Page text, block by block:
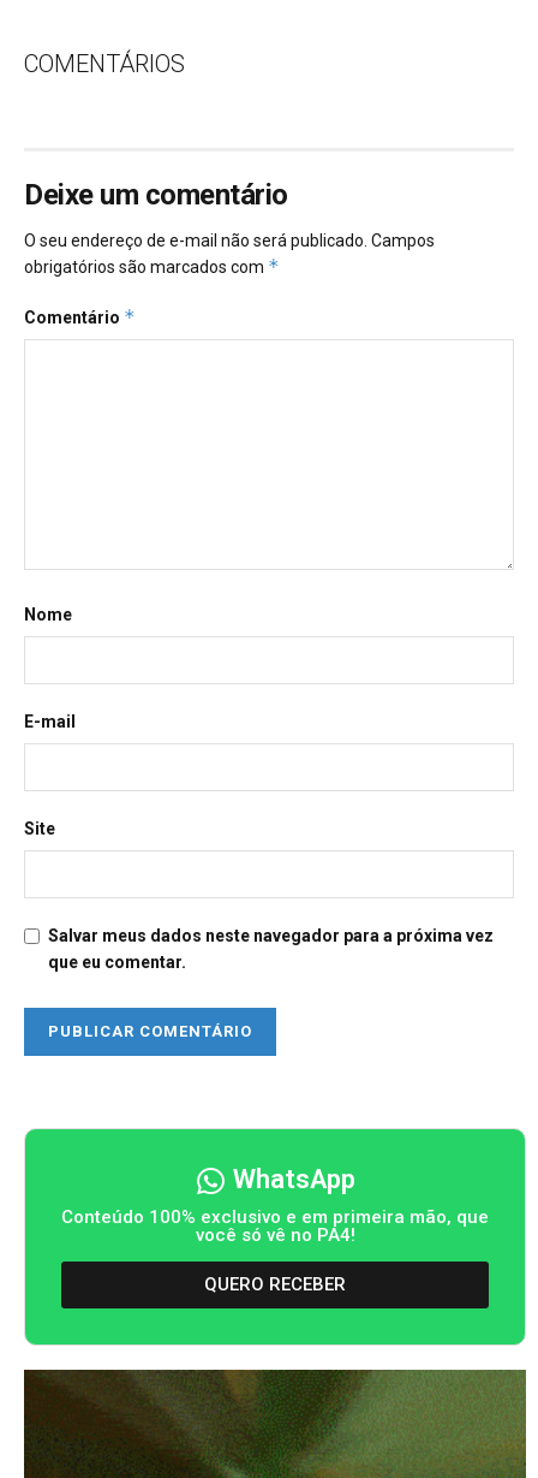
COMENTÁRIOS
Deixe um comentário
O seu endereço de e-mail não será publicado. Campos
obrigatórios são marcados com *
Comentário *
Nome
E-mail
Site
Salvar meus dados neste navegador para a próxima vez
que eu comentar.
WhatsApp
Conteúdo 100% exclusivo e em primeira mão, que
você só vê no PA4!
QUERO RECEBER